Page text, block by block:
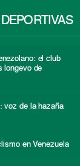
el club
longevo de
voz de la hazaña
en Venezuela